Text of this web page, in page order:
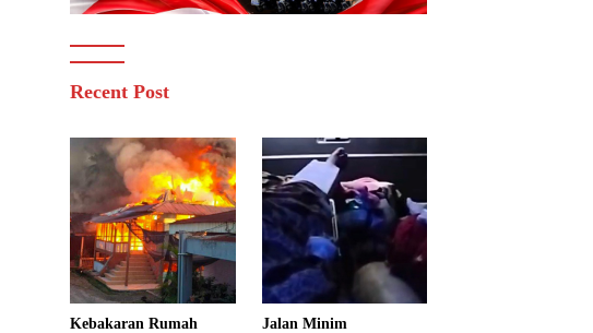
Recent Post
Kebakaran Rumah
Jalan Minim